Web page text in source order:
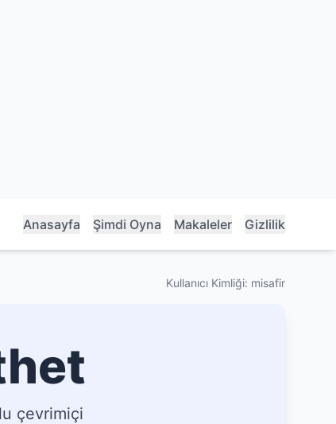
Anasayfa Şimdi Oyna Makaleler Gizlilik
Kullanıcı Kimliği: misafir
çevrimiçi